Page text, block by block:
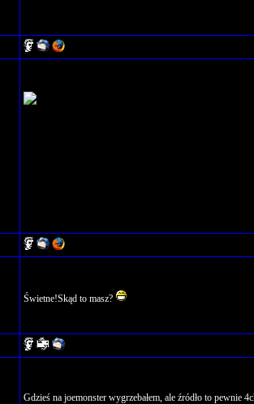
Świetne!Skąd to masz?
Gdzieś na joemonster wygrzebałem, ale źródło to pewnie